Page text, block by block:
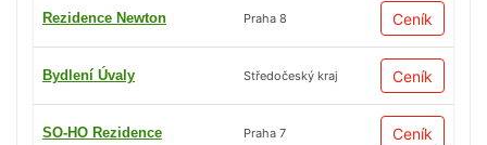
Rezidence Newton Praha 8 Ceník
Bydlení Úvaly Středočeský kraj Ceník
SO-HO Rezidence Praha 7 Ceník